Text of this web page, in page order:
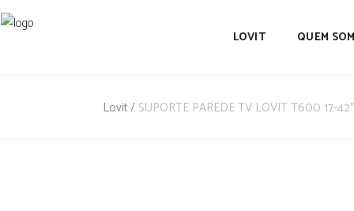
LOVIT QUEM
Lovit/ SUPORTE PAREDE TV LOVIT T600 17-42″